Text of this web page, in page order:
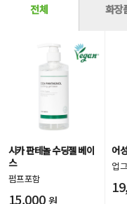
전체 화장
시카 판테놀 수딩젤 베이
스
펌프포함
15,000 원
어
업